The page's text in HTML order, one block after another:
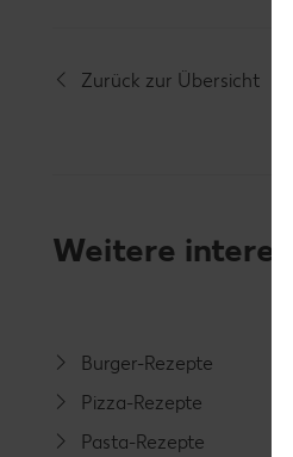
Zurück zur Übersicht
Weitere
Burger-Rezepte
Pizza-Rezepte
Pasta-Rezepte